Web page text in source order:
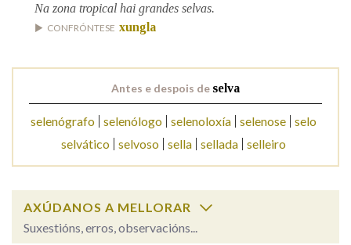
Contén
BUSCAR NO CONTIDO
Nas definicións
Nos exemplos
Na zona tropical hai grandes selvas.
CONFRÓNTESE xungla
Antes e despois de selva
selenógrafo selenólogo selenoloxía selenose selo
selvático selvoso sella sellada selleiro
AXÚDANOS A MELLORAR
Suxestións, erros, observacións...